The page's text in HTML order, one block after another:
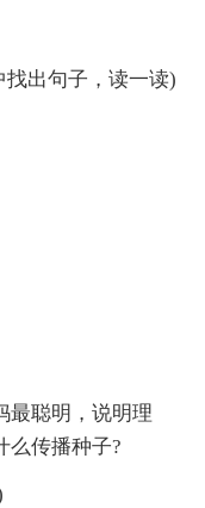
出句子，读一读)
最聪明，说明理
么传播种子?